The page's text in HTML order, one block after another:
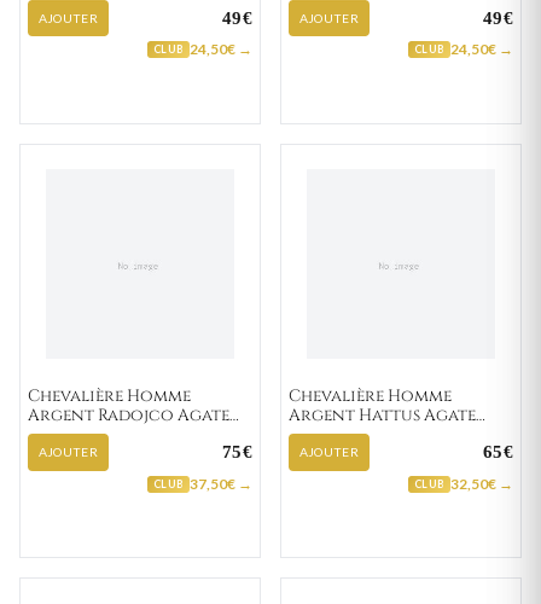
AJOUTER 49€
CLUB 24,50€ →
AJOUTER 49€
CLUB 24,50€ →
Chevalière Homme
Argent Radojco Agate
Noir
AJOUTER 75€
CLUB 37,50€ →
Chevalière Homme
Argent Hattus Agate
Noir
AJOUTER 65€
CLUB 32,50€ →